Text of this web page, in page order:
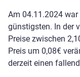
Am 04.11.2024
günstigsten. In der
Preise zwischen
Preis um 0,08€
derzeit einen